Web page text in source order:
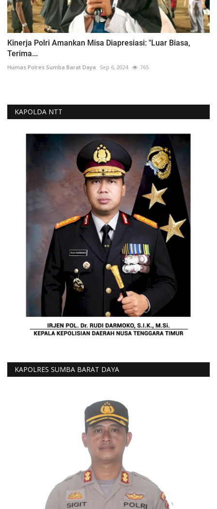
Kinerja Polri Amankan Misa Diapresiasi: "Luar Biasa,
Terima...
Humas Polres Sumba Barat Daya Sep 6, 2024 765
KAPOLDA NTT
KAPOLRES SUMBA BARAT DAYA